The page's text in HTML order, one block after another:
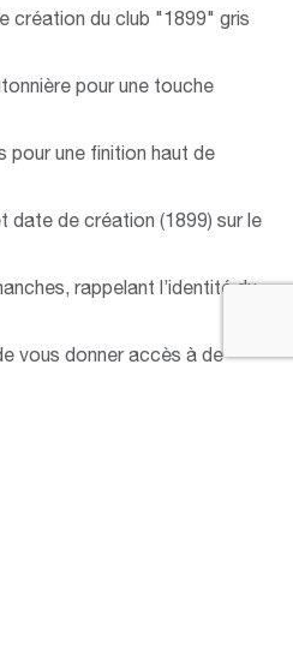
création du club "1899" gris
pour une touche
pour une finition haut de
date de création (1899) sur le
rappelant l’identité du
vous donner accès à de